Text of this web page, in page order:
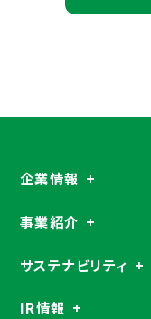
企業情報
事業紹介
サステナビリティ
IR情報